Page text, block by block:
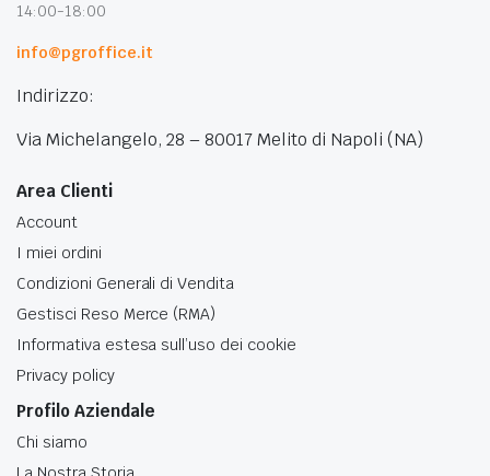
14:00-18:00
info@pgroffice.it
Indirizzo:
Via Michelangelo, 28 – 80017 Melito di Napoli (NA)
Area Clienti
Account
I miei ordini
Condizioni Generali di Vendita
Gestisci Reso Merce (RMA)
Informativa estesa sull’uso dei cookie
Privacy policy
Profilo Aziendale
Chi siamo